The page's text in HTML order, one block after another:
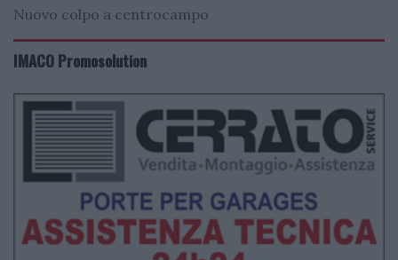
Nuovo colpo a centrocampo
IMACO Promosolution